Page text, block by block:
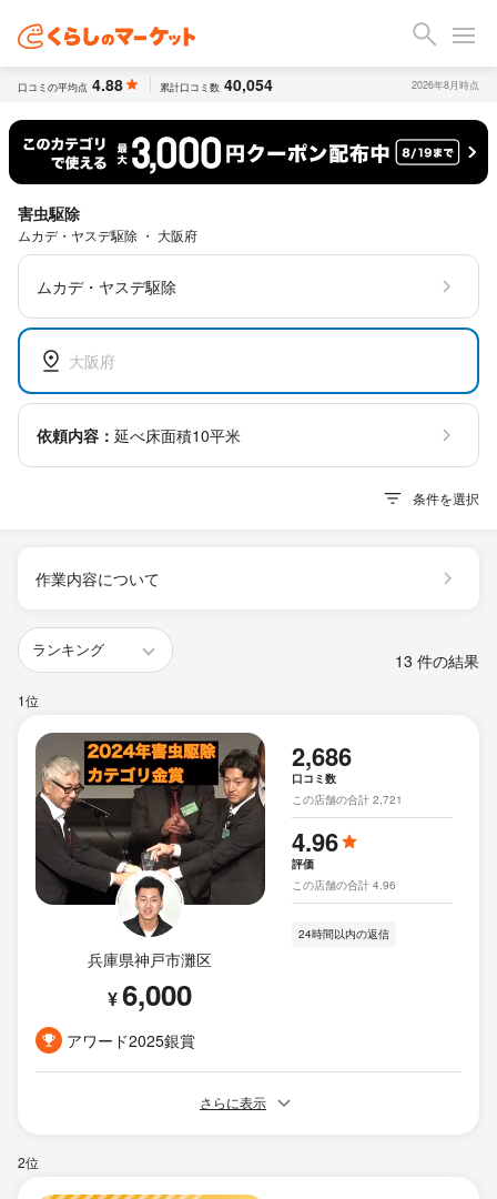
口コミの平均点 4.88 累計口コミ数 40,054 2026年8月時点
害虫駆除
ムカデ・ヤスデ駆除 ・ 大阪府
ムカデ・ヤスデ駆除
大阪府
依頼内容： 延べ床面積10平米
条件を選択
作業内容について
13 件の結果
1位
兵庫県神戸市灘区
¥6,000
アワード2025銀賞
2,686
口コミ数
この店舗の合計 2,721
4.96
評価
この店舗の合計 4.96
24時間以内の返信
さらに表示
2位